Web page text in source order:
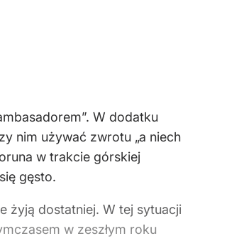
W dodatku
nim używać zwrotu „a niech
w trakcie górskiej
gęsto.
żyją dostatniej. W tej sytuacji
w zeszłym roku